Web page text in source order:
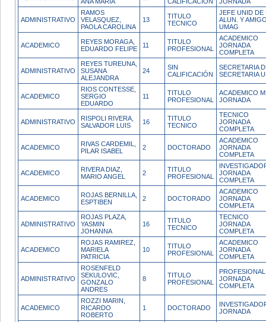
ADMINISTRATIVO
RAMOS
VELASQUEZ,
PAOLA CAROLINA
13
TITULO
TECNICO
JEFE UNID DE
ALUN. Y
UMAG
ACADEMICO
REYES MORAGA,
EDUARDO FELIPE
11
TITULO
PROFESIONAL
ACADEMICO
JORNADA
COMPLETA
ADMINISTRATIVO
REYES TUREUNA,
SUSANA
ALEJANDRA
24
SIN
CALIFICACIÓN
SECRETARIA
SECRETARIA
ACADEMICO
RIOS CONTESSE,
SERGIO
EDUARDO
11
TITULO
PROFESIONAL
ACADEMICO
JORNADA
ADMINISTRATIVO
RISPOLI RIVERA,
SALVADOR LUIS
16
TITULO
TECNICO
TECNICO
JORNADA
COMPLETA
ACADEMICO
RIVAS CARDEMIL,
PILAR ISABEL
2 DOCTORADO
ACADEMICO
JORNADA
COMPLETA
ACADEMICO
RIVERA DIAZ,
MARIO ANGEL
2
TITULO
PROFESIONAL
JORNADA
COMPLETA
ACADEMICO
ROJAS BERNILLA,
ESPTIBEN
2 DOCTORADO
ACADEMICO
JORNADA
COMPLETA
ADMINISTRATIVO
ROJAS PLAZA,
YASMIN
JOHANNA
16
TITULO
TECNICO
TECNICO
JORNADA
COMPLETA
ACADEMICO
ROJAS RAMIREZ,
MARIELA
PATRICIA
10
TITULO
PROFESIONAL
ACADEMICO
JORNADA
COMPLETA
ADMINISTRATIVO
ROSENFELD
SEKULOVIC,
GONZALO
ANDRES
8
TITULO
PROFESIONAL
PROFESIONAL
JORNADA
COMPLETA
ACADEMICO
ROZZI MARIN,
RICARDO
ROBERTO
1 DOCTORADO
JORNADA